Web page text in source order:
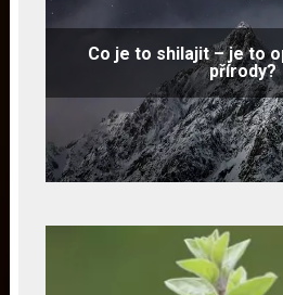
Co je to shilajit – je to
přírody?